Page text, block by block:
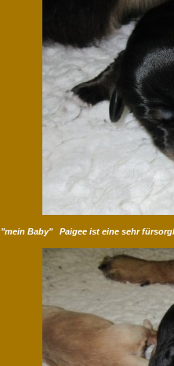
"mein Baby" Paigee ist eine sehr